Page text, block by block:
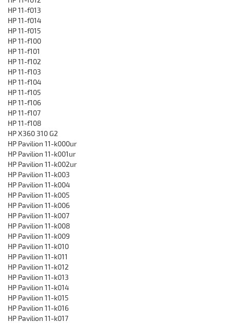
HP 11-f013
HP 11-f014
HP 11-f015
HP 11-f100
HP 11-f101
HP 11-f102
HP 11-f103
HP 11-f104
HP 11-f105
HP 11-f106
HP 11-f107
HP 11-f108
HP X360 310 G2
HP Pavilion 11-k000ur
HP Pavilion 11-k001ur
HP Pavilion 11-k002ur
HP Pavilion 11-k003
HP Pavilion 11-k004
HP Pavilion 11-k005
HP Pavilion 11-k006
HP Pavilion 11-k007
HP Pavilion 11-k008
HP Pavilion 11-k009
HP Pavilion 11-k010
HP Pavilion 11-k011
HP Pavilion 11-k012
HP Pavilion 11-k013
HP Pavilion 11-k014
HP Pavilion 11-k015
HP Pavilion 11-k016
HP Pavilion 11-k017